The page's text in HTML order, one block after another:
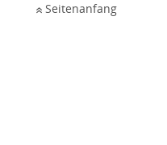
Seitenanfang